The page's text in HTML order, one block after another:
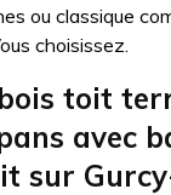
ou classique
choisissez.
toit
avec
sur